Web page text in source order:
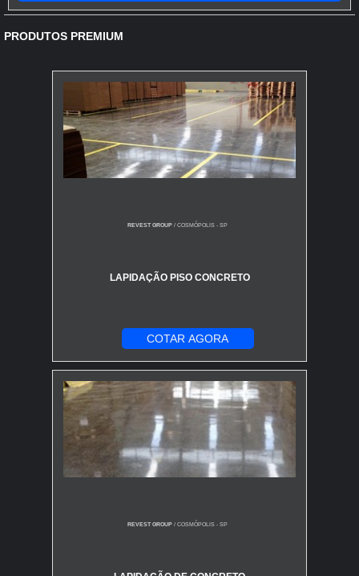
proteção com comprometimento com o resultado dos
clientes.MAIS SOBRE...
PRODUTOS PREMIUM
REVEST GROUP/ COSMÓPOLIS - SP
LAPIDAÇÃO PISO CONCRETO
COTAR AGORA
REVEST GROUP/ COSMÓPOLIS - SP